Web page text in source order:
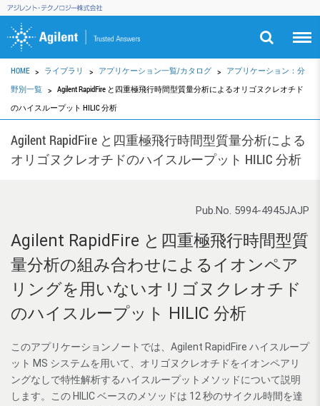
HOME ライブラリ アプリケーション一覧/カタログ
アプリケーション：分
野別一覧
Agilent RapidFire と四重極飛行時間型質量分析によるオリゴヌクレオチド
のハイスループット HILIC 分析
Agilent RapidFire と四重極飛行時間型質量分析による
オリゴヌクレオチドのハイスループット HILIC 分析
Pub.No. 5994-4945JAJP
Agilent RapidFire と四重極飛行時間型質
量分析の組み合わせによるイオンペア
リングを用いないオリゴヌクレオチド
のハイスループット HILIC 分析
このアプリケーションノートでは、Agilent RapidFire ハイスループ
ット MS システムを用いて、オリゴヌクレオチドをイオンペアリ
ングなしで特性解析するハイスループットメソッドについて説明
します。この HILIC ベースのメソッドは 12 秒のサイクル時間を達